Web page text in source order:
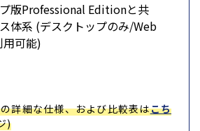
版Professional Editionと共
体系 (デスクトップのみ/Web
可能)
詳細な仕様、および比較表はこち
)